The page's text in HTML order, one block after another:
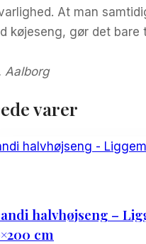
At man
køjeseng, gør det bare
Aalborg
varer
halvhøjseng –
cm